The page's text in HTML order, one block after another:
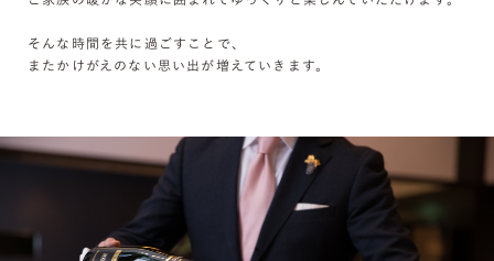
そんな時間を共に過ごすことで、
またかけがえのない思い出が増えていきます。